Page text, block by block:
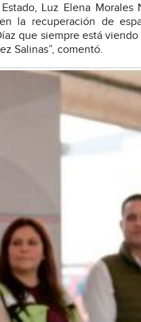
Luz Elena Morales
la recuperación de
que siempre está
Salinas”, comentó.